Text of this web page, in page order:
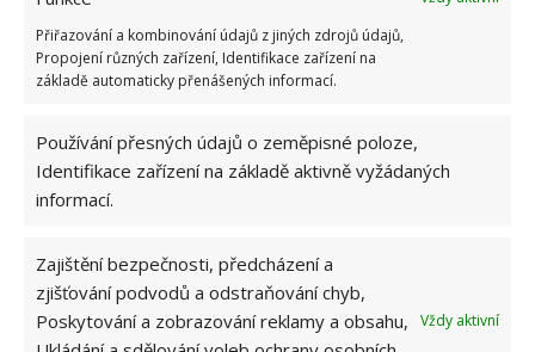
Přiřazování a kombinování údajů z jiných zdrojů údajů,
Propojení různých zařízení, Identifikace zařízení na
základě automaticky přenášených informací.
Používání přesných údajů o zeměpisné poloze,
Identifikace zařízení na základě aktivně vyžádaných
informací.
Zajištění bezpečnosti, předcházení a
zjišťování podvodů a odstraňování chyb,
Poskytování a zobrazování reklamy a obsahu,
Vždy aktivní